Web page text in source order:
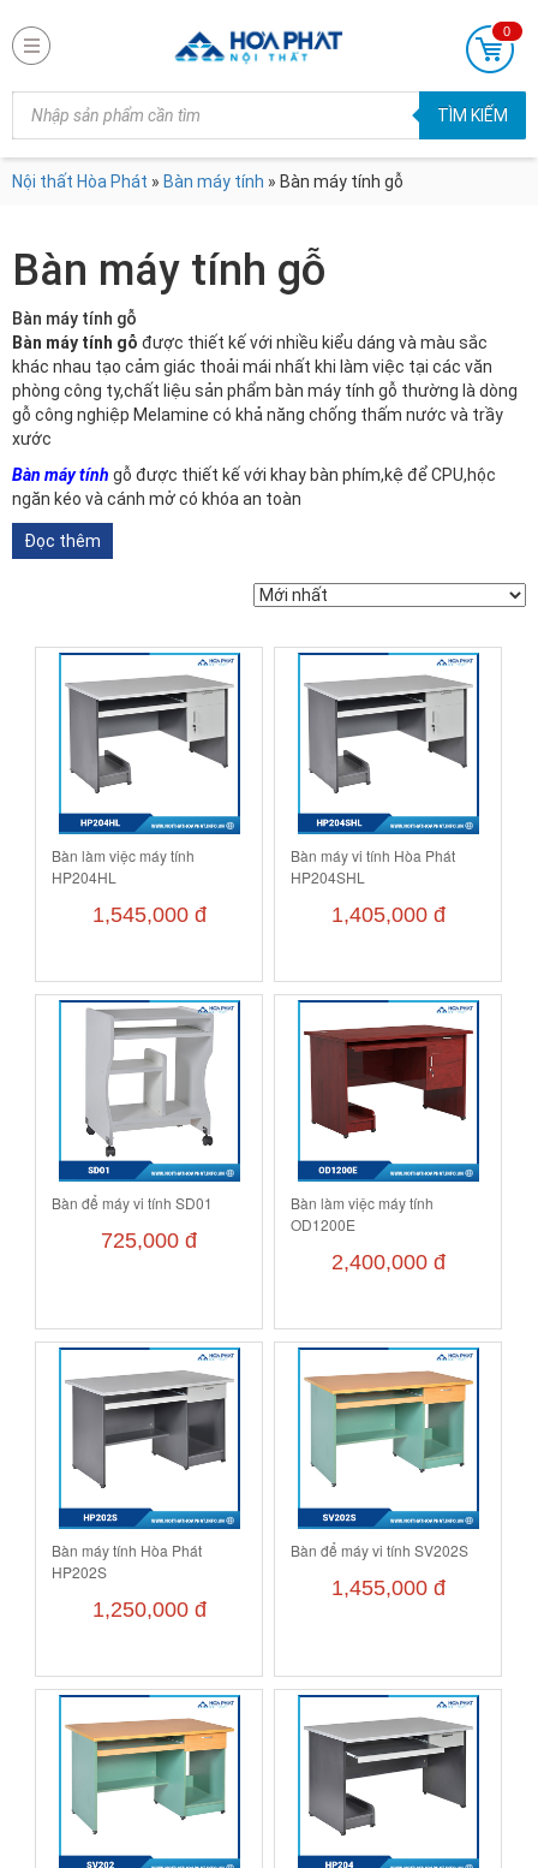
0
search
TÌM KIẾM
Nội thất Hòa Phát » Bàn máy tính » Bàn máy tính gỗ
Bàn máy tính gỗ
Bàn máy tính gỗ
Bàn máy tính gỗ được thiết kế với nhiều kiểu dáng và màu sắc
khác nhau tạo cảm giác thoải mái nhất khi làm việc tại các văn
phòng công ty,chất liệu sản phẩm bàn máy tính gỗ thường là dòng
gỗ công nghiệp Melamine có khả năng chống thấm nước và trầy
xước
Bàn máy tính gỗ được thiết kế với khay bàn phím,kệ để CPU,hộc
ngăn kéo và cánh mở có khóa an toàn
Liên hệ ngay để được tư vấn và mua hàng tại Miền Nam:
(08)3511.9277 – (08)3511.9279 – Hotline: 0903.779.283. Miền
Bắc: (04)3665.8498 – Hotline: 0983.011.977
Đọc thêm
Bàn làm việc máy tính
HP204HL
1,545,000 đ
Bàn máy vi tính Hòa Phát
HP204SHL
1,405,000 đ
Bàn để máy vi tính SD01
725,000 đ
Bàn làm việc máy tính
OD1200E
2,400,000 đ
Bàn máy tính Hòa Phát
HP202S
1,250,000 đ
Bàn để máy vi tính SV202S
1,455,000 đ